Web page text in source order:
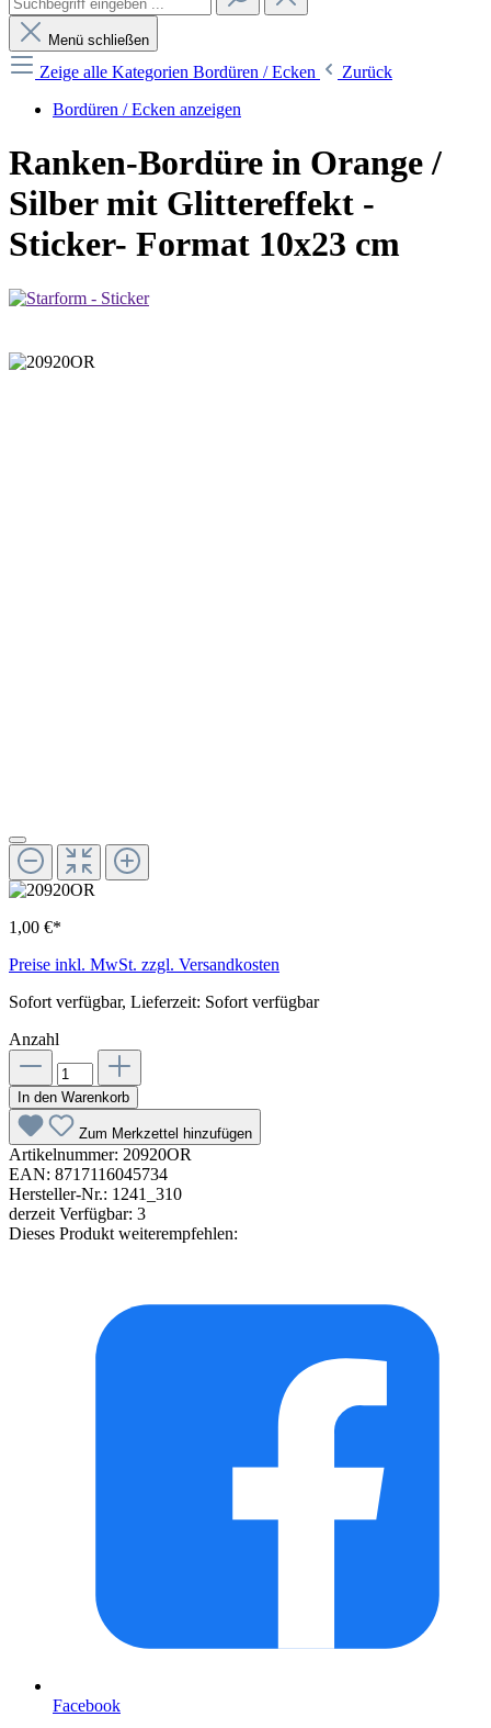
Menü schließen
Zeige alle Kategorien Bordüren / Ecken
Zurück
Bordüren / Ecken anzeigen
Ranken-Bordüre in Orange /
Silber mit Glittereffekt -
Sticker- Format 10x23 cm
1,00 €*
Preise inkl. MwSt. zzgl. Versandkosten
Sofort verfügbar, Lieferzeit: Sofort verfügbar
Anzahl
In den Warenkorb
Zum Merkzettel hinzufügen
Artikelnummer: 20920OR
EAN: 8717116045734
Hersteller-Nr.: 1241_310
derzeit Verfügbar: 3
Dieses Produkt weiterempfehlen:
Facebook